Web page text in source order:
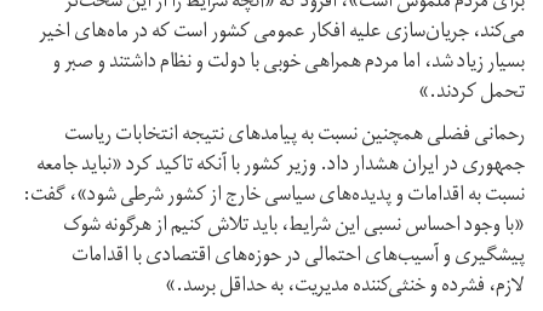
می‌کند، جریان‌سازی علیه افکار عمومی کشور است که در ماه‌های اخیر
بسیار زیاد شد، اما مردم همراهی خوبی با دولت و نظام داشتند و صبر و
تحمل کردند.»
رحمانی فضلی همچنین نسبت به پیامدهای نتیجه انتخابات ریاست
جمهوری در ایران هشدار داد. وزیر کشور با آنکه تاکید کرد «نباید جامعه
نسبت به اقدامات و پدیده‌های سیاسی خارج از کشور شرطی شود»، گفت:
«با وجود احساس نسبی این شرایط، باید تلاش کنیم از هرگونه شوک
پیشگیری و آسیب‌های احتمالی در حوزه‌های اقتصادی با اقدامات
لازم، فشرده و خنثی‌کننده مدیریت، به حداقل برسد.»